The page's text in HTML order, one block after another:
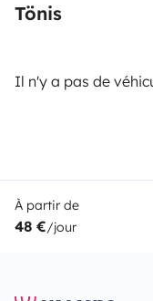
Tönis
Il n'y a pas de
À partir de
48 €/jour